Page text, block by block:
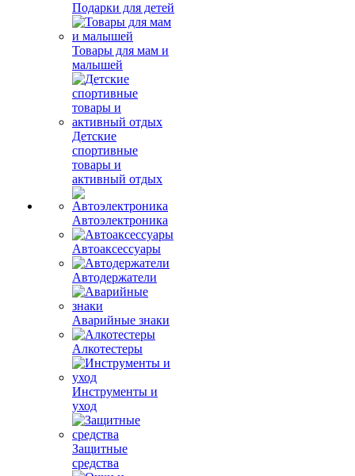
Подарки для детей
Товары для мам и
малышей
Детские
спортивные
товары и
активный отдых
Автоэлектроника
Автоаксессуары
Автодержатели
Аварийные знаки
Алкотестеры
Инструменты и
уход
Защитные
средства